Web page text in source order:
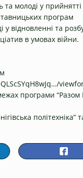
молоді у
програм
відновленні та
в умовах війни.
програми
політехніка”